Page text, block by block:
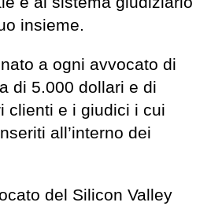
insieme.
a ogni avvocato di
di 5.000 dollari e di
clienti e i giudici i cui
all’interno dei
del Silicon Valley